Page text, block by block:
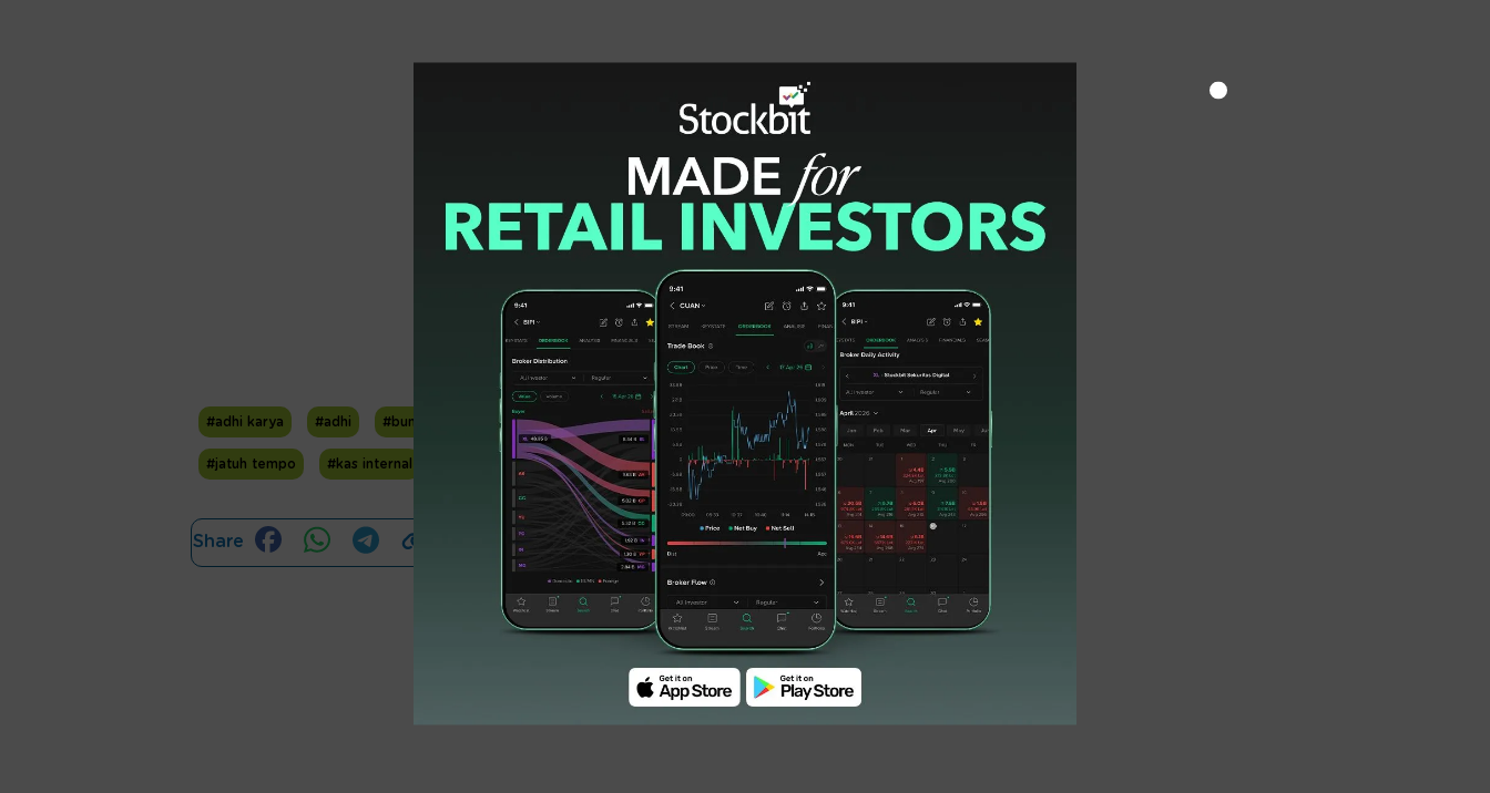
#adhi karya #adhi #bumn #lunasi utang #surat utang #obligasi
#jatuh tempo #kas internal
Share